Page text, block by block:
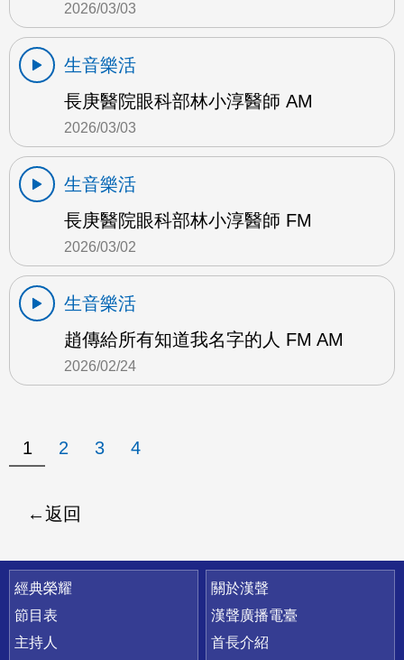
2026/03/03
生音樂活
長庚醫院眼科部林小淳醫師 AM
2026/03/03
生音樂活
長庚醫院眼科部林小淳醫師 FM
2026/03/02
生音樂活
趙傳給所有知道我名字的人 FM AM
2026/02/24
1 2 3 4
返回
快速連結
經典榮耀
節目表
主持人
關於漢聲
漢聲廣播電臺
首長介紹